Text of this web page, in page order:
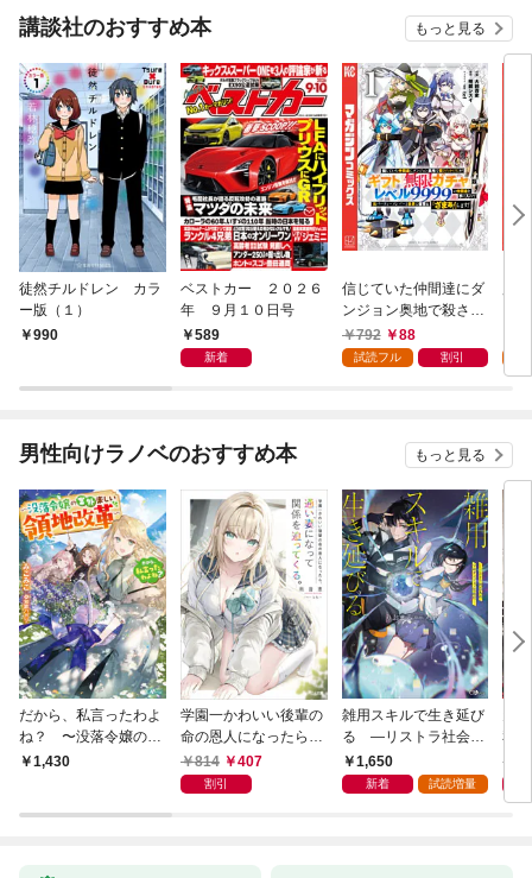
講談社のおすすめ本 もっと見る
徒然チルドレン カラ
ー版（１）
990
ベストカー ２０２６
年 ９月１０日号
589
新着
信じていた仲間達にダ
ンジョン奥地で殺され
かけたがギフト『無限
ガチャ』でレベル９９
『ざまぁ！』します！
792 88
試読フル 割引
男性向けラノベのおすすめ本 もっと見る
だから、私言ったわよ
ね？ 〜没落令嬢の案
外楽しい領地改革〜
1,430
学園一かわいい後輩の
命の恩人になったら、
通い妻になって関係を
迫ってくる。
814 407
割引
雑用スキルで生き延び
る —リストラ社会人
のソロダンジョン攻略
記—
1,650
新着 試読増量
私
戻
し